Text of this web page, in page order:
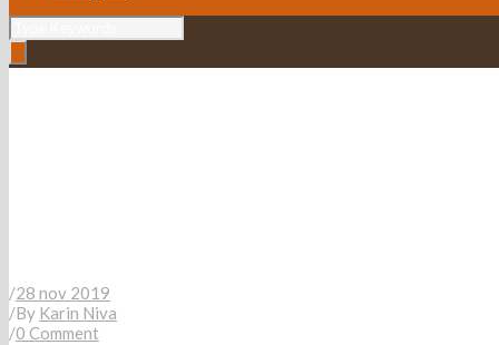
/28 nov 2019
/By Karin Niva
/0 Comment